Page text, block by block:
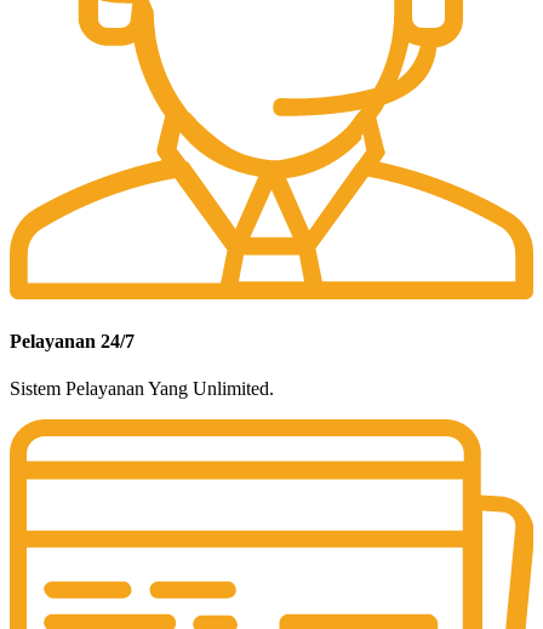
Pelayanan 24/7
Sistem Pelayanan Yang Unlimited.